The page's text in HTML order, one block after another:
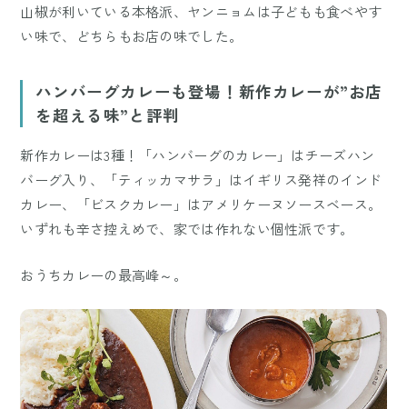
山椒が利いている本格派、ヤンニョムは子どもも食べやす
い味で、どちらもお店の味でした。
ハンバーグカレーも登場！新作カレーが”お店
を超える味”と評判
新作カレーは3種！「ハンバーグのカレー」はチーズハン
バーグ入り、「ティッカマサラ」はイギリス発祥のインド
カレー、「ビスクカレー」はアメリケーヌソースベース。
いずれも辛さ控えめで、家では作れない個性派です。
おうちカレーの最高峰～。